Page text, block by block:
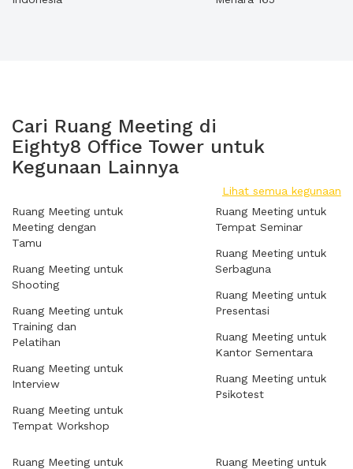
Cari Ruang Meeting di
Eighty8 Office Tower untuk
Kegunaan Lainnya
Lihat semua kegunaan
Ruang Meeting untuk
Meeting dengan
Tamu
Ruang Meeting untuk
Shooting
Ruang Meeting untuk
Training dan
Pelatihan
Ruang Meeting untuk
Interview
Ruang Meeting untuk
Tempat Workshop
Ruang Meeting untuk
Tempat Seminar
Ruang Meeting untuk
Serbaguna
Ruang Meeting untuk
Presentasi
Ruang Meeting untuk
Kantor Sementara
Ruang Meeting untuk
Psikotest
Ruang Meeting untuk
Ruang Meeting untuk